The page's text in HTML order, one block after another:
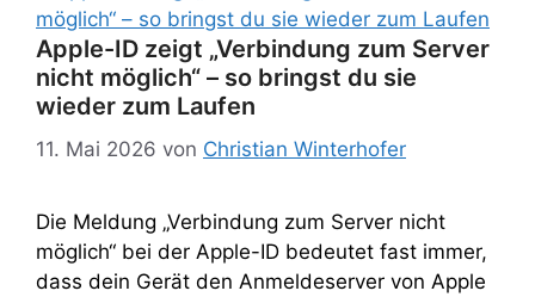
Apple-ID zeigt „Verbindung zum Server
nicht möglich“ – so bringst du sie
wieder zum Laufen
11. Mai 2026 von Christian Winterhofer
Die Meldung „Verbindung zum Server nicht
möglich“ bei der Apple-ID bedeutet fast immer,
dass dein Gerät den Anmeldeserver von Apple